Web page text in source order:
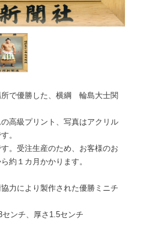
所で優勝した、横綱 輪島大士関
高級プリント、写真はアクリル
。
。受注生産のため、お客様のお
約１カ月かかります。
力により製作された優勝ミニチ
ンチ、厚さ1.5センチ